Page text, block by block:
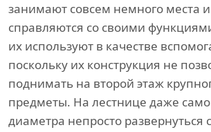
занимают совсем немного места
справляются со своими
их используют в качестве
поскольку их конструкция не
поднимать на второй этаж
предметы. На лестнице даже
диаметра непросто развернуться